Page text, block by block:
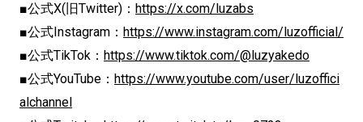
■公式X(旧Twitter)： https://x.com/luzabs
■公式Instagram： https://www.instagram.com/luzofficial/
■公式TikTok： https://www.tiktok.com/@luzyakedo
■公式YouTube： https://www.youtube.com/user/luzoffici
alchannel